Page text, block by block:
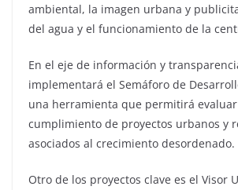
ambiental, la imagen urbana y
del agua y el funcionamiento de la
En el eje de información y
implementará el Semáforo de
una herramienta que permitirá
cumplimiento de proyectos urbanos y
asociados al crecimiento desordenado.
Otro de los proyectos clave es el Visor